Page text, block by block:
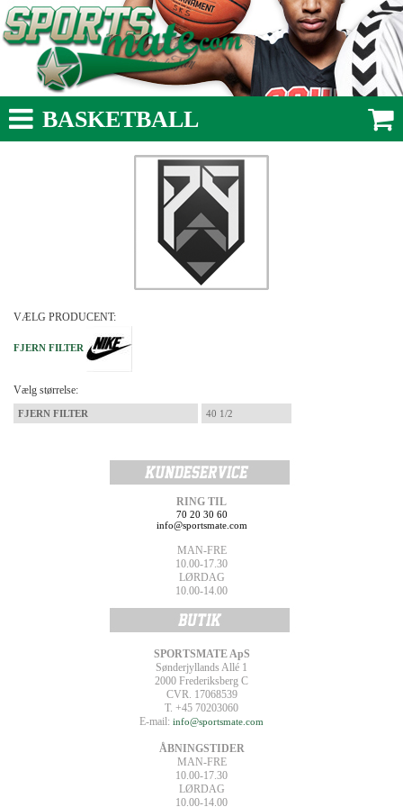
BASKETBALL
VÆLG PRODUCENT:
FJERN FILTER
Vælg størrelse:
FJERN FILTER 40 1/2
RING TIL
70 20 30 60
info@sportsmate.com
MAN-FRE
10.00-17.30
LØRDAG
10.00-14.00
SPORTSMATE ApS
Sønderjyllands Allé 1
2000 Frederiksberg C
CVR. 17068539
T. +45 70203060
E-mail: info@sportsmate.com
ÅBNINGSTIDER
MAN-FRE
10.00-17.30
LØRDAG
10.00-14.00